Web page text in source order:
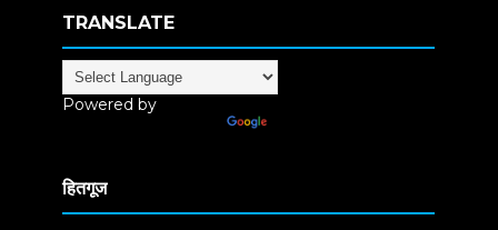
TRANSLATE
Powered by
हितगूज